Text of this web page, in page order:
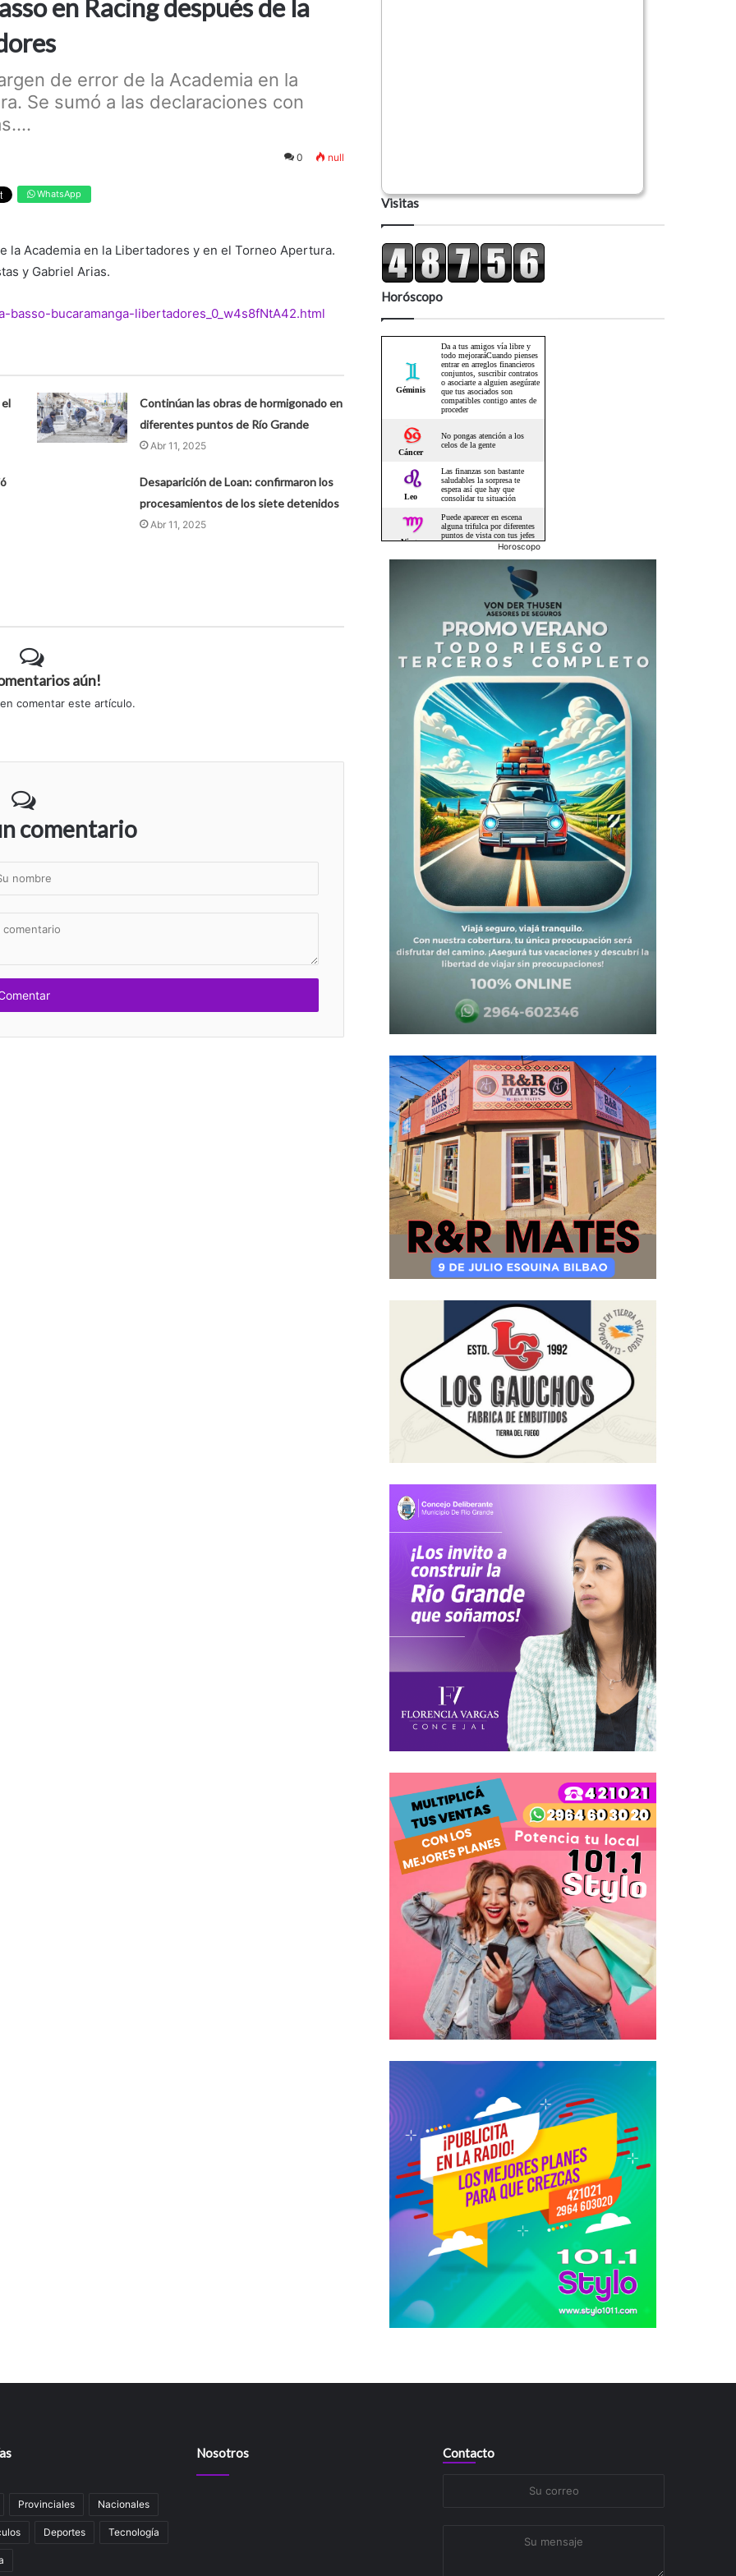
en Racing después de la
de error de la Academia en la
Se sumó a las declaraciones con
0 null
WhatsApp
Academia en la Libertadores y en el Torneo Apertura.
y Gabriel Arias.
basso-bucaramanga-libertadores_0_w4s8fNtA42.html
Continúan las obras de hormigonado en
diferentes puntos de Río Grande
Abr 11, 2025
Desaparición de Loan: confirmaron los
procesamientos de los siete detenidos
Abr 11, 2025
aún!
comentar este artículo.
comentario
Visitas
Horóscopo
Horoscopo
Provinciales Nacionales
Deportes Tecnología
Nosotros Contacto